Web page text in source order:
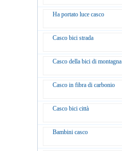
Ha portato luce casco
Casco bici strada
Casco della bici di montagna
Casco in fibra di carbonio
Casco bici città
Bambini casco